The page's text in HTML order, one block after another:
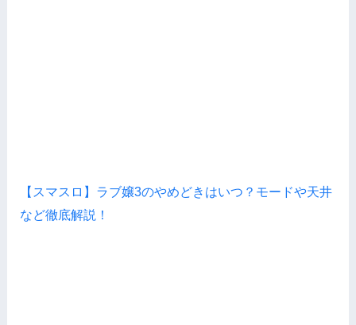
【スマスロ】ラブ嬢3のやめどきはいつ？モードや天井
など徹底解説！